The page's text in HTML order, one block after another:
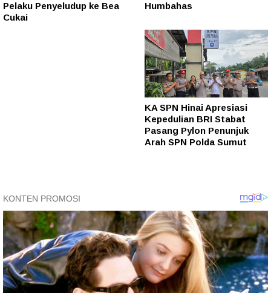
Pelaku Penyeludup ke Bea
Cukai
Humbahas
KA SPN Hinai Apresiasi
Kepedulian BRI Stabat
Pasang Pylon Penunjuk
Arah SPN Polda Sumut